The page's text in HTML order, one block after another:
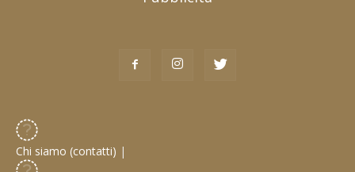
Chi siamo (contatti) |